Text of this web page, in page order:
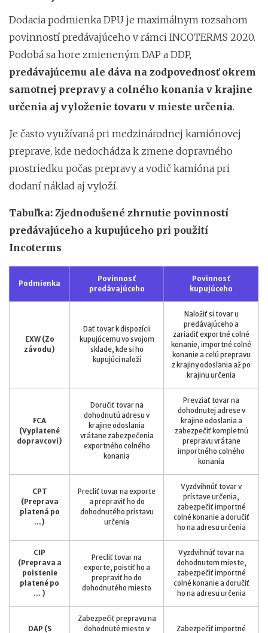
Dodacia podmienka DPU je maximálnym rozsahom
povinností predávajúceho v rámci INCOTERMS 2020.
Podobá sa hore zmieneným DAP a DDP,
predávajúcemu ale dáva na zodpovednosť okrem
samotnej prepravy a colného konania v krajine
určenia aj vyloženie tovaru v mieste určenia.
Je často využívaná pri medzinárodnej kamiónovej
preprave, kde nedochádza k zmene dopravného
prostriedku počas prepravy a vodič kamióna pri
dodaní náklad aj vyloží.
Tabuľka: Zjednodušené zhrnutie povinností
predávajúceho a kupujúceho pri použití
Incoterms
Podmienka
Povinnosť
predávajúceho
Povinnosť
kupujúceho
EXW (Zo
závodu)
Dať tovar k dispozícii
kupujúcemu vo svojom
sklade, kde si ho
kupujúci naloží
Naložiť si tovar u
predávajúceho a
zariadiť exportné colné
konanie, importné colné
konanie a celú prepravu
z krajiny odoslania až po
krajinu určenia
FCA
(Vyplatené
dopravcovi)
Doručiť tovar na
dohodnutú adresu v
krajine odoslania
vrátane zabezpečenia
exportného colného
konania
Prevziať tovar na
dohodnutej adrese v
krajine odoslania a
zabezpečiť kompletnú
prepravu vrátane
importného colného
konania
CPT
(Preprava
platená po
...)
Precliť tovar na exporte
a prepraviť ho do
dohodnutého prístavu
určenia
Vyzdvihnúť tovar v
prístave určenia,
zabezpečiť importné
colné konanie a doručiť
ho na adresu určenia
CIP
(Preprava a
poistenie
platené po
... )
Precliť tovar na
exporte, poistiť ho a
prepraviť ho do
dohodnutého miesto
Vyzdvihnúť tovar na
dohodnutom mieste,
zabezpečiť importné
colné konanie a doručiť
ho na adresu určenia
DAP (S
Zabezpečiť prepravu na
dohodnuté miesto v
Zabezpečiť importné